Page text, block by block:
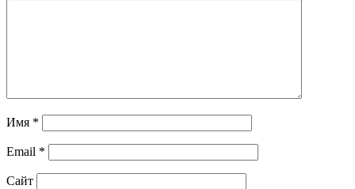
Имя *
Email *
Сайт